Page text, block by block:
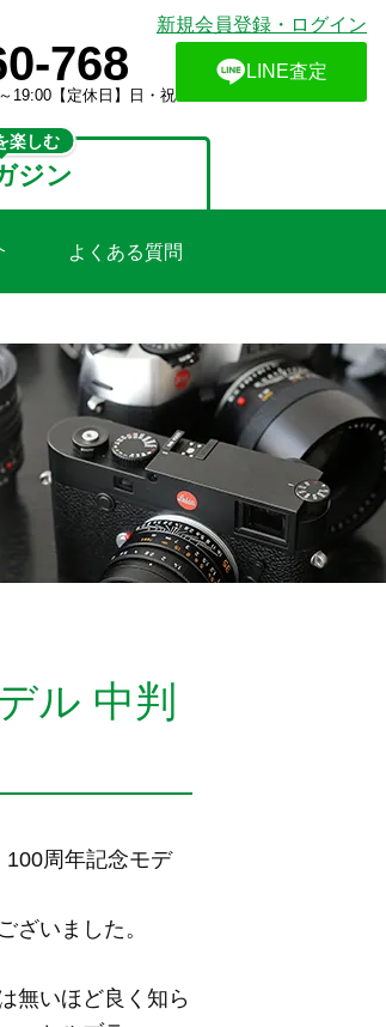
新規会員登録・ログイン
768
19:00【定休日】日・祝
LINE査定
ジン
楽しむ
よくある質問
ル 中判
周年記念モデ
ざいました。
無いほど良く知ら